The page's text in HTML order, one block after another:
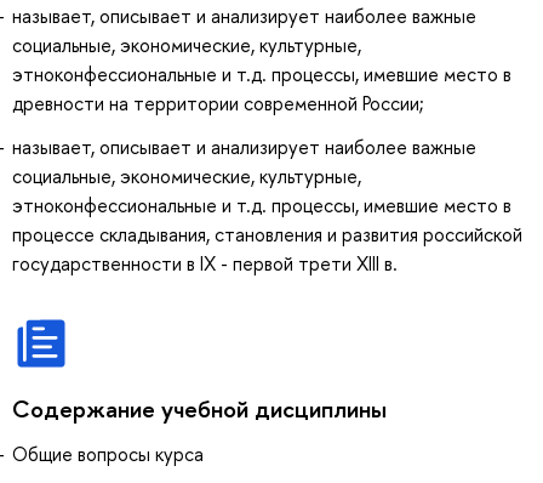
называет, описывает и анализирует наиболее важные
социальные, экономические, культурные,
этноконфессиональные и т.д. процессы, имевшие место в
древности на территории современной России;
называет, описывает и анализирует наиболее важные
социальные, экономические, культурные,
этноконфессиональные и т.д. процессы, имевшие место в
процессе складывания, становления и развития российской
государственности в IX - первой трети XIII в.
Содержание учебной дисциплины
Общие вопросы курса